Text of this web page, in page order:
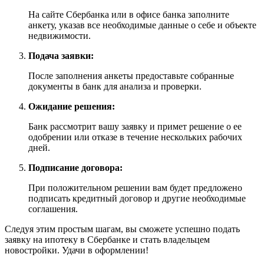
На сайте Сбербанка или в офисе банка заполните
анкету, указав все необходимые данные о себе и объекте
недвижимости.
Подача заявки:
После заполнения анкеты предоставьте собранные
документы в банк для анализа и проверки.
Ожидание решения:
Банк рассмотрит вашу заявку и примет решение о ее
одобрении или отказе в течение нескольких рабочих
дней.
Подписание договора:
При положительном решении вам будет предложено
подписать кредитный договор и другие необходимые
соглашения.
Следуя этим простым шагам, вы сможете успешно подать
заявку на ипотеку в Сбербанке и стать владельцем
новостройки. Удачи в оформлении!